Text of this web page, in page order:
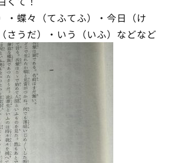
・蝶々（てふてふ）・今日（け
さうだ）・いう（いふ）などなど